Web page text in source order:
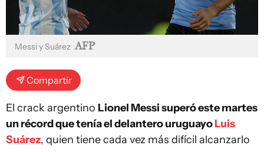
Messi y Suárez AFP
Compartir
El crack argentino Lionel Messi superó este martes
un récord que tenía el delantero uruguayoLuis
Suárez, quien tiene cada vez más difícil alcanzarlo